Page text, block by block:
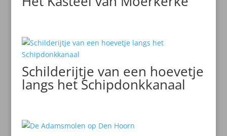
Schilderijtje van een hoevetje
langs het Schipdonkkanaal